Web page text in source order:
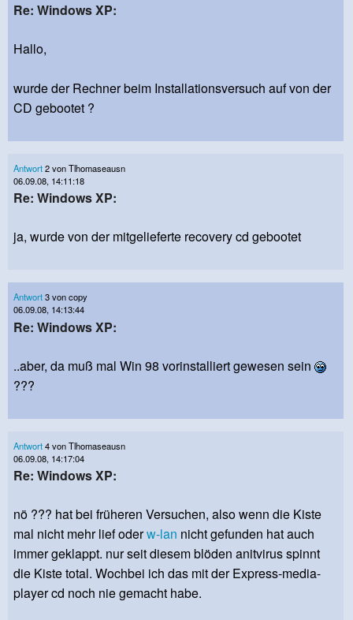
Re: Windows XP:
Hallo,
wurde der Rechner beim Installationsversuch auf von der
CD gebootet ?
Antwort2 von Tlhomaseausn
06.09.08, 14:11:18
Re: Windows XP:
ja, wurde von der mitgelieferte recovery cd gebootet
Antwort3 von copy
06.09.08, 14:13:44
Re: Windows XP:
..aber, da muß mal Win 98 vorinstalliert gewesen sein
???
Antwort4 von Tlhomaseausn
06.09.08, 14:17:04
Re: Windows XP:
nö ??? hat bei früheren Versuchen, also wenn die Kiste
mal nicht mehr lief oderw-lan nicht gefunden hat auch
immer geklappt. nur seit diesem blöden anitvirus spinnt
die Kiste total. Wochbei ich das mit der Express-media-
player cd noch nie gemacht habe.